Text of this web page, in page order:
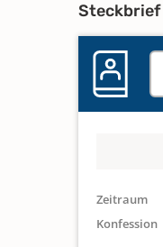
Steckbrief
Zeitraum
Konfession